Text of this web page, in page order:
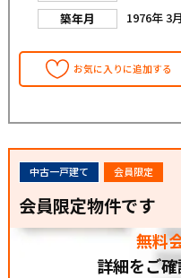
築年月
1976年 3月
お気に入りに追加する
中古一戸建て 会員限定
会員限定物件です
無料
詳細をご確